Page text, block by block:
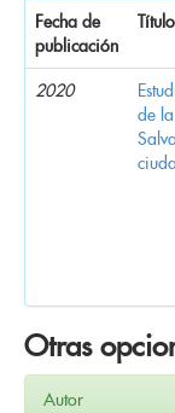
Fecha de
publicación
Título
2020
de
Otras
Autor